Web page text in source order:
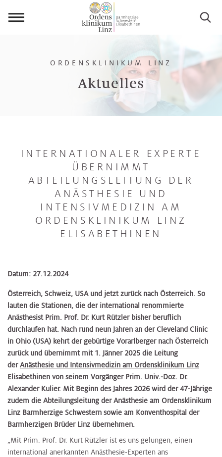
Aktuelles
ORDENSKLINIKUM LINZ
INTERNATIONALER EXPERTE
ÜBERNIMMT
ABTEILUNGSLEITUNG DER
ANÄSTHESIE UND
INTENSIVMEDIZIN AM
ORDENSKLINIKUM LINZ
ELISABETHINEN
Datum: 27.12.2024
Österreich, Schweiz, USA und jetzt zurück nach Österreich. So
lauten die Stationen, die der international renommierte
Anästhesist Prim. Prof. Dr. Kurt Rützler bisher beruflich
durchlaufen hat. Nach rund neun Jahren an der Cleveland Clinic
in Ohio (USA) kehrt der gebürtige Vorarlberger nach Österreich
zurück und übernimmt mit 1. Jänner 2025 die Leitung
derAnästhesie und Intensivmedizin am Ordensklinikum Linz
Elisabethinen von seinem Vorgänger Prim. Univ.-Doz. Dr.
Alexander Kulier. Mit Beginn des Jahres 2026 wird der 47-Jährige
zudem die Abteilungsleitung der Anästhesie am Ordensklinikum
Linz Barmherzige Schwestern sowie am Konventhospital der
Barmherzigen Brüder Linz übernehmen.
„Mit Prim. Prof. Dr. Kurt Rützler ist es uns gelungen, einen
international anerkannten Anästhesie-Experten ans